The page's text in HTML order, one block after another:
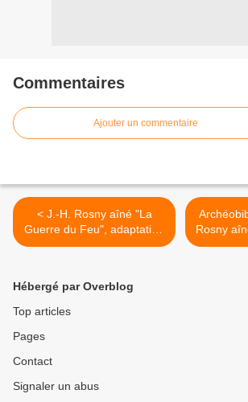
Commentaires
Ajouter un commentaire
< J.-H. Rosny aîné "La
Guerre du Feu", adaptation
B.D. dans Pif Gadget
Rosny
Hébergé par Overblog
Top articles
Pages
Contact
Signaler un abus